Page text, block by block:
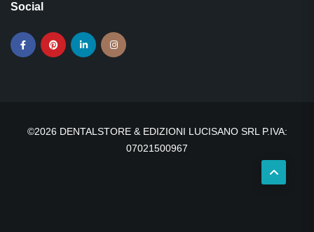
Social
©2026 DENTALSTORE & EDIZIONI LUCISANO SRL P.IVA:
07021500967